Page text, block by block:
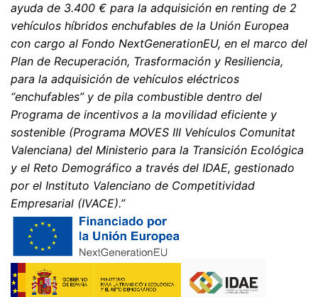
ayuda de 3.400 € para la adquisición en renting de 2
vehículos híbridos enchufables de la Unión Europea
con cargo al Fondo NextGenerationEU, en el marco del
Plan de Recuperación, Trasformación y Resiliencia,
para la adquisición de vehículos eléctricos
“enchufables” y de pila combustible dentro del
Programa de incentivos a la movilidad eficiente y
sostenible (Programa MOVES III Vehículos Comunitat
Valenciana) del Ministerio para la Transición Ecológica
y el Reto Demográfico a través del IDAE, gestionado
por el Instituto Valenciano de Competitividad
Empresarial (IVACE).”